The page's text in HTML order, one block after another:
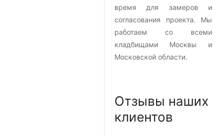
время для замеров и
согласования проекта. Мы
работаем со всеми
кладбищами Москвы и
Московской области.
Отзывы наших
клиентов